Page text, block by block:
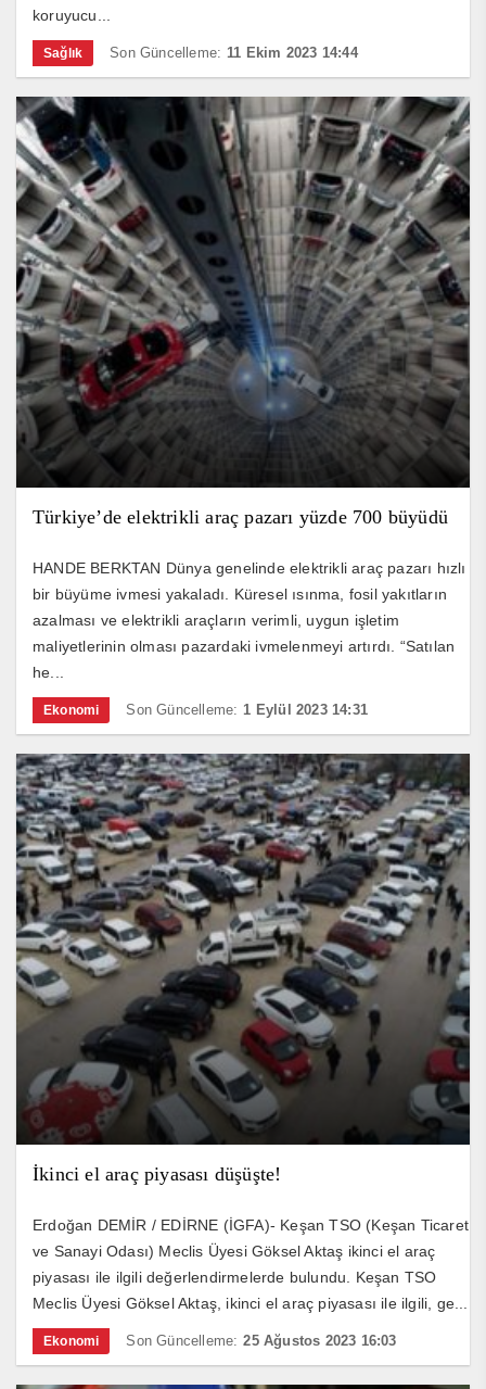
koruyucu...
Sağlık Son Güncelleme: 11 Ekim 2023 14:44
Türkiye’de elektrikli araç pazarı yüzde 700 büyüdü
HANDE BERKTAN Dünya genelinde elektrikli araç pazarı hızlı
bir büyüme ivmesi yakaladı. Küresel ısınma, fosil yakıtların
azalması ve elektrikli araçların verimli, uygun işletim
maliyetlerinin olması pazardaki ivmelenmeyi artırdı. “Satılan
he...
Ekonomi Son Güncelleme: 1 Eylül 2023 14:31
İkinci el araç piyasası düşüşte!
Erdoğan DEMİR / EDİRNE (İGFA)- Keşan TSO (Keşan Ticaret
ve Sanayi Odası) Meclis Üyesi Göksel Aktaş ikinci el araç
piyasası ile ilgili değerlendirmelerde bulundu. Keşan TSO
Meclis Üyesi Göksel Aktaş, ikinci el araç piyasası ile ilgili, ge...
Ekonomi Son Güncelleme: 25 Ağustos 2023 16:03